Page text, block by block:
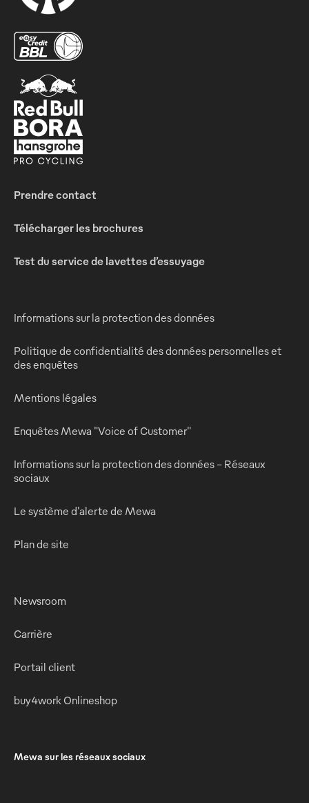
Prendre contact
Télécharger les brochures
Test du service de lavettes d’essuyage
Informations sur la protection des données
Politique de confidentialité des données personnelles et
des enquêtes
Mentions légales
Enquêtes Mewa "Voice of Customer"
Informations sur la protection des données - Réseaux
sociaux
Le système d'alerte de Mewa
Plan de site
Newsroom
Carrière
Portail client
buy4work Onlineshop
Mewa sur les réseaux sociaux